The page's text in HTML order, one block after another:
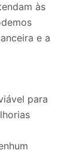
às
e a
para